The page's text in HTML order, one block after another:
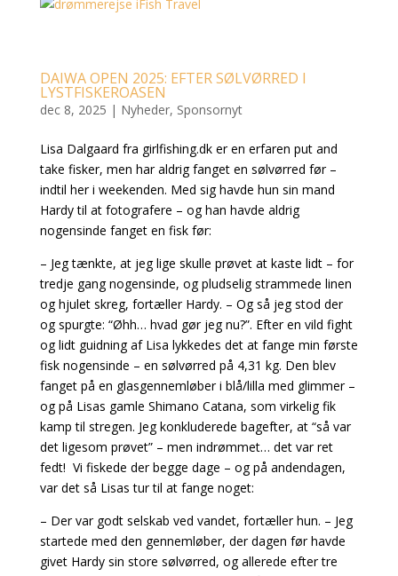
DAIWA OPEN 2025: EFTER SØLVØRRED I
LYSTFISKEROASEN
dec 8, 2025 | Nyheder, Sponsornyt
Lisa Dalgaard fra girlfishing.dk er en erfaren put and
take fisker, men har aldrig fanget en sølvørred før –
indtil her i weekenden. Med sig havde hun sin mand
Hardy til at fotografere – og han havde aldrig
nogensinde fanget en fisk før:
– Jeg tænkte, at jeg lige skulle prøvet at kaste lidt – for
tredje gang nogensinde, og pludselig strammede linen
og hjulet skreg, fortæller Hardy. – Og så jeg stod der
og spurgte: “Øhh… hvad gør jeg nu?”. Efter en vild fight
og lidt guidning af Lisa lykkedes det at fange min første
fisk nogensinde – en sølvørred på 4,31 kg. Den blev
fanget på en glasgennemløber i blå/lilla med glimmer –
og på Lisas gamle Shimano Catana, som virkelig fik
kamp til stregen. Jeg konkluderede bagefter, at “så var
det ligesom prøvet” – men indrømmet… det var ret
fedt! Vi fiskede der begge dage – og på andendagen,
var det så Lisas tur til at fange noget:
– Der var godt selskab ved vandet, fortæller hun. – Jeg
startede med den gennemløber, der dagen før havde
givet Hardy sin store sølvørred, og allerede efter tre